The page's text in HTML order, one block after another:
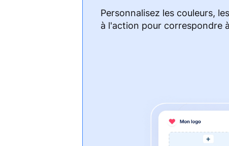
Personnalisez les couleurs,
à l'action pour correspondre